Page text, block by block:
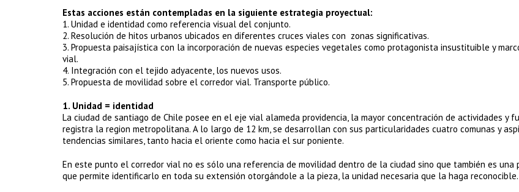
Estas acciones están contempladas en la siguiente estrategia proyectual:
1. Unidad e identidad como referencia visual del conjunto.
2. Resolución de hitos urbanos ubicados en diferentes cruces viales con zonas significativas.
3. Propuesta paisajística con la incorporación de nuevas especies vegetales como protagonista insustituible y
vial.
4. Integración con el tejido adyacente, los nuevos usos.
5. Propuesta de movilidad sobre el corredor vial. Transporte público.
1. Unidad = identidad
La ciudad de santiago de Chile posee en el eje vial alameda providencia, la mayor concentración de actividades y
registra la region metropolitana. A lo largo de 12 km, se desarrollan con sus particularidades cuatro comunas y
tendencias similares, tanto hacia el oriente como hacia el sur poniente.
En este punto el corredor vial no es sólo una referencia de movilidad dentro de la ciudad sino que también es una
que permite identificarlo en toda su extensión otorgándole a la pieza, la unidad necesaria que la haga reconocible.